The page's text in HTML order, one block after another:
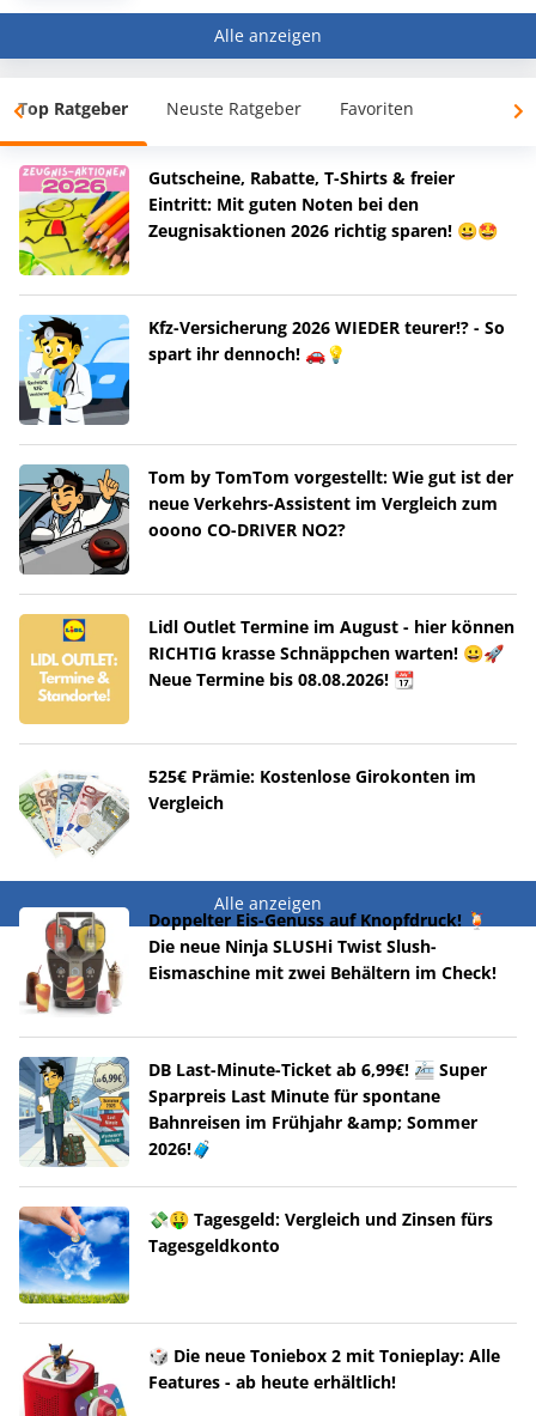
Alle anzeigen
Top Ratgeber Neuste Ratgeber Favoriten
Gutscheine, Rabatte, T-Shirts & freier
Eintritt: Mit guten Noten bei den
Zeugnisaktionen 2026 richtig sparen! 😀🤩
Kfz-Versicherung 2026 WIEDER teurer!? - So
spart ihr dennoch! 🚗💡
Tom by TomTom vorgestellt: Wie gut ist der
neue Verkehrs-Assistent im Vergleich zum
ooono CO-DRIVER NO2?
Lidl Outlet Termine im August - hier können
RICHTIG krasse Schnäppchen warten! 😀🚀
Neue Termine bis 08.08.2026! 📆
525€ Prämie: Kostenlose Girokonten im
Vergleich
Alle anzeigen
Doppelter Eis-Genuss auf Knopfdruck! 🍹
Die neue Ninja SLUSHi Twist Slush-
Eismaschine mit zwei Behältern im Check!
DB Last-Minute-Ticket ab 6,99€! 🚈 Super
Sparpreis Last Minute für spontane
Bahnreisen im Frühjahr &amp; Sommer
2026!🧳
💸🤑 Tagesgeld: Vergleich und Zinsen fürs
Tagesgeldkonto
🎲 Die neue Toniebox 2 mit Tonieplay: Alle
Features - ab heute erhältlich!